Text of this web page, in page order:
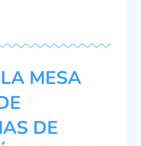
MESA
DE